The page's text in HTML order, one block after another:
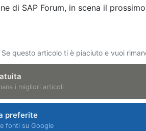
di SAP Forum, in scena il
Se questo articolo ti è piaciuto e vuoi
i migliori articoli
preferite
fonti su Google